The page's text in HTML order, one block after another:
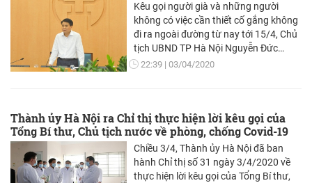
Kêu gọi người già và những người
không có việc cần thiết cố gắng không
đi ra ngoài đường từ nay tới 15/4, Chủ
tịch UBND TP Hà Nội Nguyễn Đức
Chung cho biết, trong ngày mai, TP sẽ
22:39 03/04/2020
Thành ủy Hà Nội ra Chỉ thị thực hiện lời kêu gọi của
Tổng Bí thư, Chủ tịch nước về phòng, chống Covid-19
Chiều 3/4, Thành ủy Hà Nội đã ban
hành Chỉ thị số 31 ngày 3/4/2020 về
thực hiện lời kêu gọi của Tổng Bí thư,